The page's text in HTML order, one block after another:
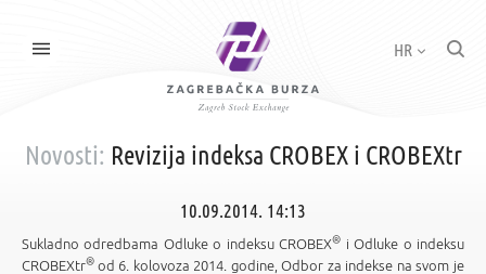
HR
Novosti: Revizija indeksa CROBEX i CROBEXtr
10.09.2014. 14:13
Sukladno odredbama Odluke o indeksu CROBEX® i Odluke o indeksu
CROBEXtr® od 6. kolovoza 2014. godine, Odbor za indekse na svom je